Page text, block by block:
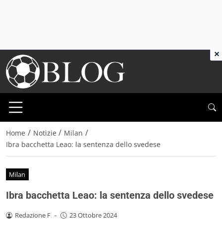
Home / Notizie / Milan /
Ibra bacchetta Leao: la sentenza dello svedese
Milan
Ibra bacchetta Leao: la sentenza dello svedese
Redazione F - 23 Ottobre 2024
×